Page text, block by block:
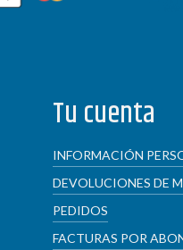
Tu cuenta
INFORMACIÓN
DEVOLUCIONES DE
PEDIDOS
FACTURAS POR